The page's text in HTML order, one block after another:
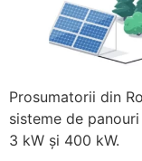
Prosumatorii din
sisteme de
3 kW și 400 kW.